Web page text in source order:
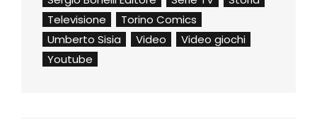
Televisione
Torino Comics
Umberto Sisia
Video
Video giochi
Youtube